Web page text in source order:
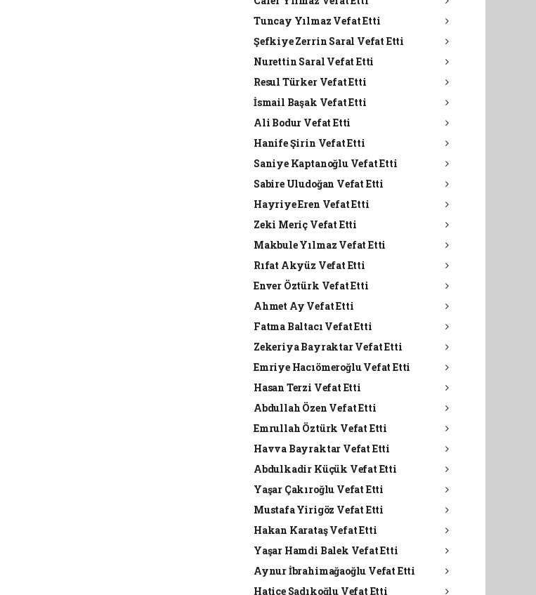
Tuncay Yılmaz Vefat Etti
Şefkiye Zerrin Saral Vefat Etti
Nurettin Saral Vefat Etti
Resul Türker Vefat Etti
İsmail Başak Vefat Etti
Ali Bodur Vefat Etti
Hanife Şirin Vefat Etti
Saniye Kaptanoğlu Vefat Etti
Sabire Uludoğan Vefat Etti
Hayriye Eren Vefat Etti
Zeki Meriç Vefat Etti
Makbule Yılmaz Vefat Etti
Rıfat Akyüz Vefat Etti
Enver Öztürk Vefat Etti
Ahmet Ay Vefat Etti
Fatma Baltacı Vefat Etti
Zekeriya Bayraktar Vefat Etti
Emriye Hacıömeroğlu Vefat Etti
Hasan Terzi Vefat Etti
Abdullah Özen Vefat Etti
Emrullah Öztürk Vefat Etti
Havva Bayraktar Vefat Etti
Abdulkadir Küçük Vefat Etti
Yaşar Çakıroğlu Vefat Etti
Mustafa Yirigöz Vefat Etti
Hakan Karataş Vefat Etti
Yaşar Hamdi Balek Vefat Etti
Aynur İbrahimağaoğlu Vefat Etti
Hatice Sadıkoğlu Vefat Etti